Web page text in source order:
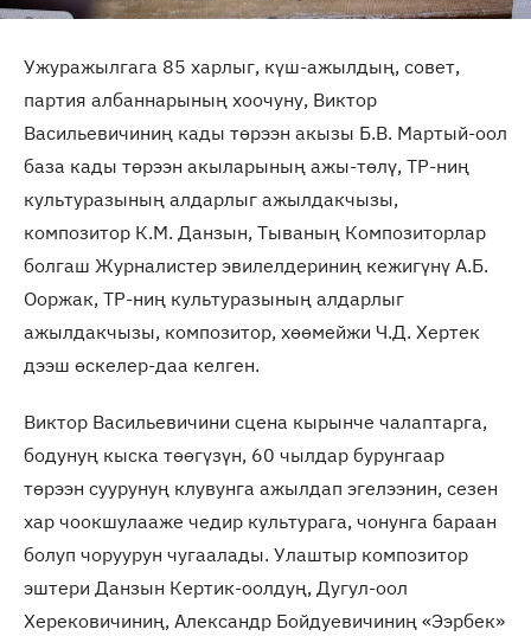
Ужуражылгага 85 харлыг, күш-ажылдың, совет,
партия албаннарының хоочуну, Виктор
Васильевичиниң кады төрээн акызы Б.В. Мартый-оол
база кады төрээн акыларының ажы-төлү, ТР-ниң
культуразының алдарлыг ажылдакчызы,
композитор К.М. Данзын, Тываның Композиторлар
болгаш Журналистер эвилелдериниң кежигүнү А.Б.
Ооржак, ТР-ниң культуразының алдарлыг
ажылдакчызы, композитор, хөөмейжи Ч.Д. Хертек
дээш өскелер-даа келген.
Виктор Васильевичини сцена кырынче чалаптарга,
бодунуң кыска төөгүзүн, 60 чылдар бурунгаар
төрээн суурунуң клувунга ажылдап эгелээнин, сезен
хар чоокшулааже чедир культурага, чонунга бараан
болуп чоруурун чугаалады. Улаштыр композитор
эштери Данзын Кертик-оолдуң, Дугул-оол
Херековичиниң, Александр Бойдуевичиниң «Ээрбек»